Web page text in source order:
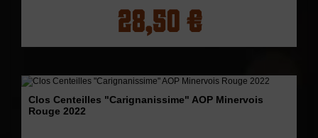
28,50 €
Clos Centeilles "Carignanissime" AOP Minervois
Rouge 2022